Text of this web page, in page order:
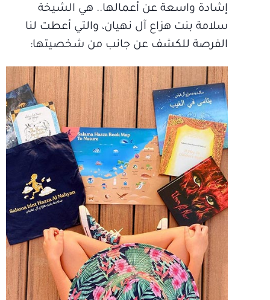
إشادة واسعة عن أعمالها.. هي الشيخة
سلامة بنت هزاع آل نهيان، والتي أعطت لنا
الفرصة للكشف عن جانب من شخصيتها: